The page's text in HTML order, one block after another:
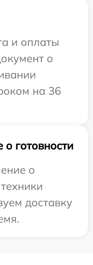
и оплаты
о
на 36
готовности
о
доставку